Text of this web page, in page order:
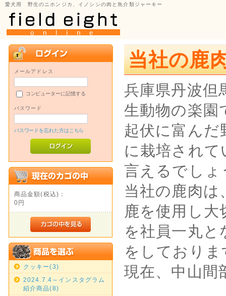
愛犬用 野生のニホンジカ、イノシシの肉と魚介類ジャーキー
メールアドレス
コンピューターに記憶する
パスワード
パスワードを忘れた方はこちら
商品金額(税込)：
0円
クッキー(3)
2024.7.4～インスタグラム
紹介商品(8)
当社の鹿
兵庫県丹波但
生動物の楽園
起伏に富んだ
に栽培され
言えるでしょ
当社の鹿肉
鹿を使用し
を社員一丸
をしておりま
現在、中山間